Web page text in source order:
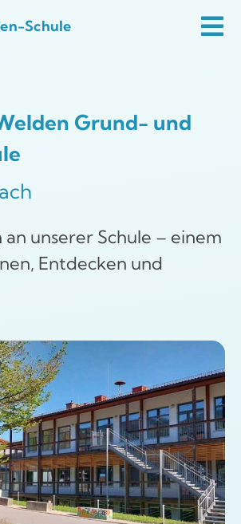
Schule
Grund- und
unserer Schule – einem
Entdecken und